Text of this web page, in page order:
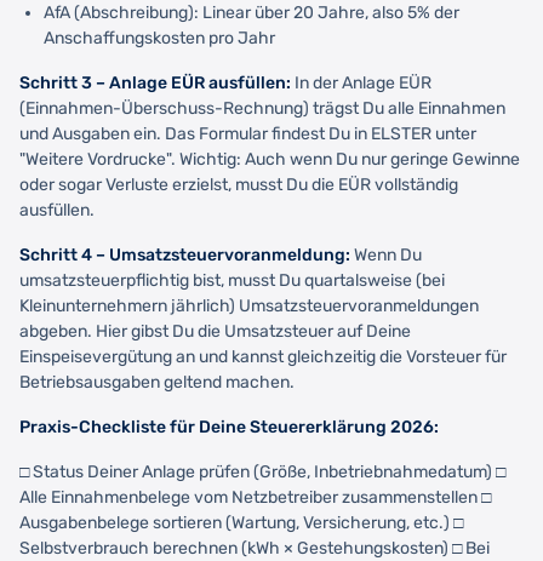
AfA (Abschreibung): Linear über 20 Jahre, also 5% der
Anschaffungskosten pro Jahr
Schritt 3 – Anlage EÜR ausfüllen: In der Anlage EÜR
(Einnahmen-Überschuss-Rechnung) trägst Du alle Einnahmen
und Ausgaben ein. Das Formular findest Du in ELSTER unter
"Weitere Vordrucke". Wichtig: Auch wenn Du nur geringe Gewinne
oder sogar Verluste erzielst, musst Du die EÜR vollständig
ausfüllen.
Schritt 4 – Umsatzsteuervoranmeldung: Wenn Du
umsatzsteuerpflichtig bist, musst Du quartalsweise (bei
Kleinunternehmern jährlich) Umsatzsteuervoranmeldungen
abgeben. Hier gibst Du die Umsatzsteuer auf Deine
Einspeisevergütung an und kannst gleichzeitig die Vorsteuer für
Betriebsausgaben geltend machen.
Praxis-Checkliste für Deine Steuererklärung 2026:
□ Status Deiner Anlage prüfen (Größe, Inbetriebnahmedatum) □
Alle Einnahmenbelege vom Netzbetreiber zusammenstellen □
Ausgabenbelege sortieren (Wartung, Versicherung, etc.) □
Selbstverbrauch berechnen (kWh × Gestehungskosten) □ Bei